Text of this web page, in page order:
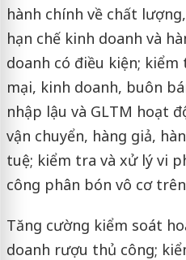
hành chính về chất
hạn chế kinh doanh và
doanh có điều kiện;
mại, kinh doanh, buôn
nhập lậu và GLTM hoạt
vận chuyển, hàng giả,
tuệ; kiểm tra và xử lý vi
công phân bón vô cơ
Tăng cường kiểm soát
doanh rượu thủ công;